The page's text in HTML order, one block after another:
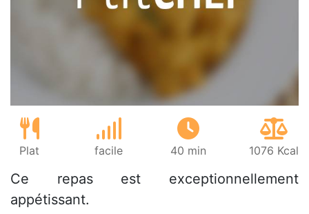
Plat facile 40 min 1076 Kcal
Ce repas est exceptionnellement
appétissant.